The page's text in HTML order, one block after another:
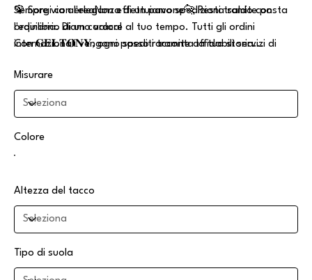
Sempre via aereaNon effettuiamo spedizioni tramite posta
ordinaria. Diamo valore al tuo tempo. Tutti gli ordini
internazionali vengono spediti tramite affidabili servizi di
🦚 Sorgi con l'eleganza di un pavone🐆 Resta saldo con
l'equilibrio di un caracal
Con 𝐆𝐄𝐋𝐓𝐎𝐍𝐘, ogni passo racconta la tua storia...
Misurare
Colore
Altezza del tacco
Tipo di suola